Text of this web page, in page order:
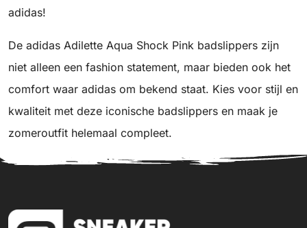
adidas!
De adidas Adilette Aqua Shock Pink badslippers zijn
niet alleen een fashion statement, maar bieden ook het
comfort waar adidas om bekend staat. Kies voor stijl en
kwaliteit met deze iconische badslippers en maak je
zomeroutfit helemaal compleet.